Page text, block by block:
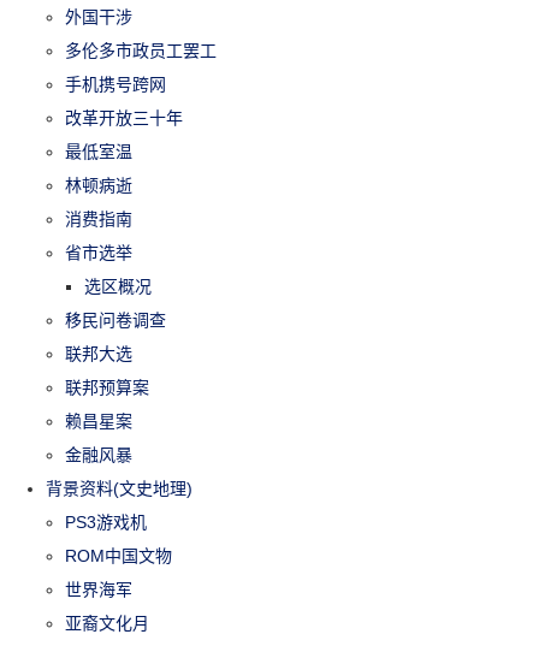
外国干涉
多伦多市政员工罢工
手机携号跨网
改革开放三十年
最低室温
林顿病逝
消费指南
省市选举
选区概况
移民问卷调查
联邦大选
联邦预算案
赖昌星案
金融风暴
背景资料(文史地理)
PS3游戏机
ROM中国文物
世界海军
亚裔文化月